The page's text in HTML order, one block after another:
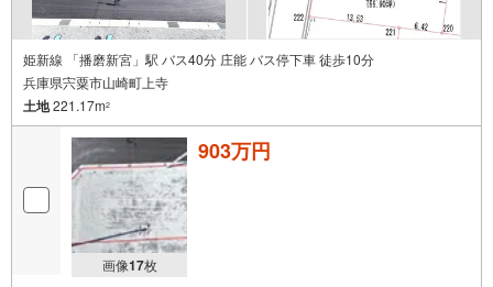
姫新線 「播磨新宮」駅 バス40分 庄能 バス停下車 徒歩10分
兵庫県宍粟市山崎町上寺
土地221.17m2
画像17枚
903万円